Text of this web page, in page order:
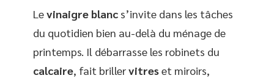
Levinaigre blanc s’invite dans les tâches
du quotidien bien au-delà du ménage de
printemps. Il débarrasse les robinets du
calcaire, fait brillervitreset miroirs,